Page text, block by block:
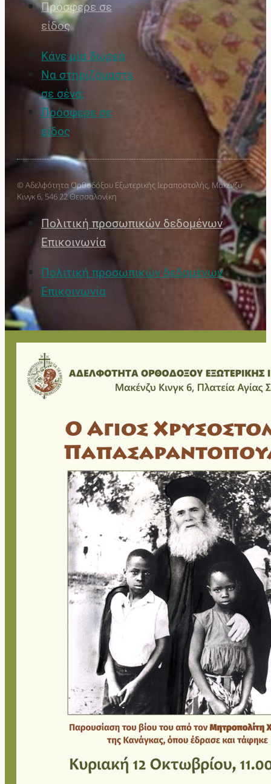
Πρόσφερε σε
είδος
Κάνε μία δωρεά
Να στηριζόμαστε
σε σένα;
Πρόσφερε σε
είδος
© Αδελφότητα Ορθοδόξου Εξωτερικής Ιεραποστολής, Μακένζυ
Κινγκ 6, 546 22 Θεσσαλονίκη
Πολιτική προσωπικών δεδομένων
Επικοινωνία
Πολιτική προσωπικών δεδομένων
Επικοινωνία